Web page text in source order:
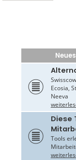
Ecosia,
Neeva
Diese
Tools